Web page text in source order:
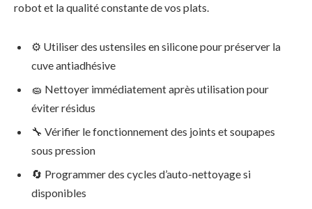
robot et la qualité constante de vos plats.
⚙ Utiliser des ustensiles en silicone pour préserver la
cuve antiadhésive
🧽 Nettoyer immédiatement après utilisation pour
éviter résidus
🔧 Vérifier le fonctionnement des joints et soupapes
sous pression
🔄 Programmer des cycles d’auto-nettoyage si
disponibles